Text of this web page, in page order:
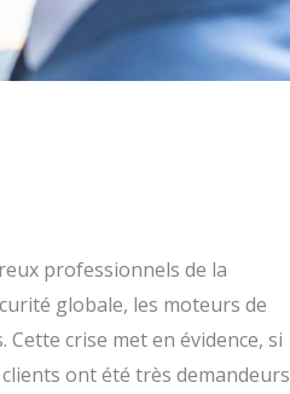
professionnels de la
globale, les moteurs de
crise met en évidence, si
ont été très demandeurs